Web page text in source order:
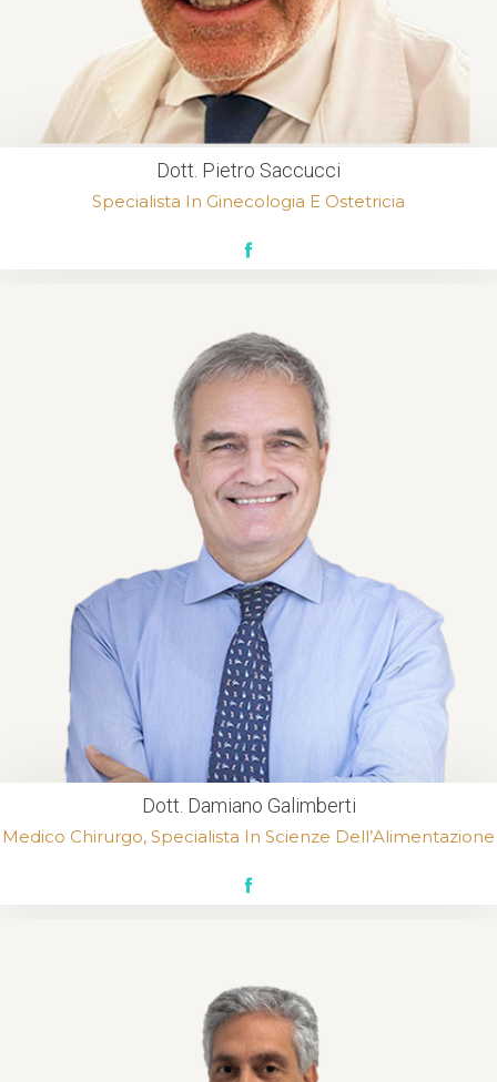
Dott. Pietro Saccucci
Specialista In Ginecologia E Ostetricia
Dott. Damiano Galimberti
Medico Chirurgo, Specialista In Scienze Dell’Alimentazione